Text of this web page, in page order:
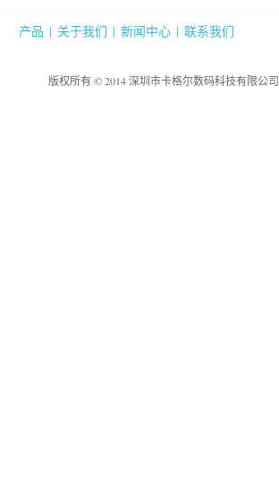
产品 | 关于我们 | 新闻中心 | 联系我们
版权所有 © 2014 深圳市卡格尔数码科技有限公司